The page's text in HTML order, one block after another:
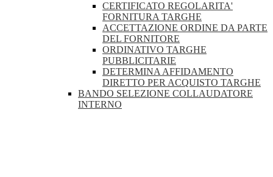
CERTIFICATO REGOLARITA'
FORNITURA TARGHE
ACCETTAZIONE ORDINE DA PARTE
DEL FORNITORE
ORDINATIVO TARGHE
PUBBLICITARIE
DETERMINA AFFIDAMENTO
DIRETTO PER ACQUISTO TARGHE
BANDO SELEZIONE COLLAUDATORE
INTERNO